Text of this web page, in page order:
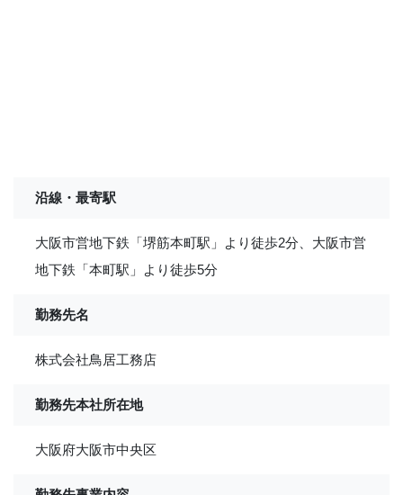
沿線・最寄駅
大阪市営地下鉄「堺筋本町駅」より徒歩2分、大阪市営
地下鉄「本町駅」より徒歩5分
勤務先名
株式会社鳥居工務店
勤務先本社所在地
大阪府大阪市中央区